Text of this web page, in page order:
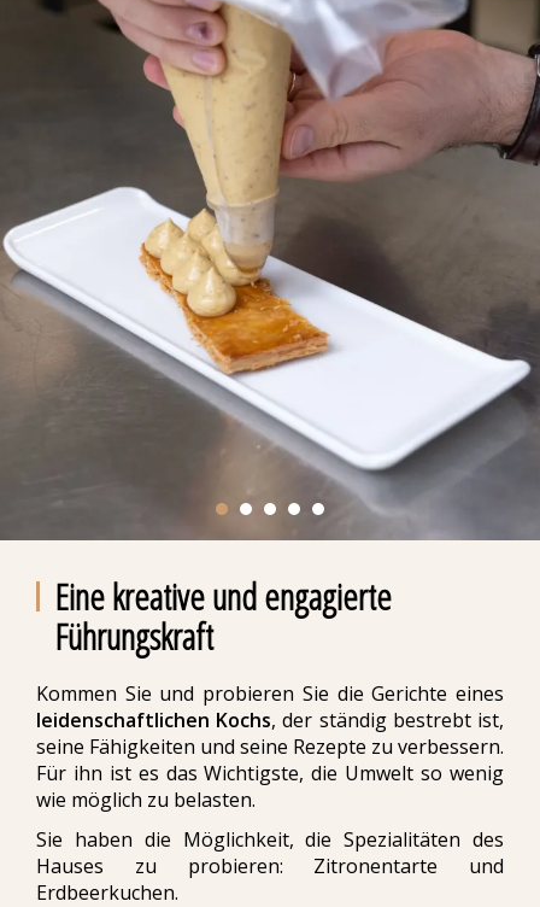
Eine kreative und engagierte
Führungskraft
Kommen Sie und probieren Sie die Gerichte eines
leidenschaftlichen Kochs, der ständig bestrebt ist,
seine Fähigkeiten und seine Rezepte zu verbessern.
Für ihn ist es das Wichtigste, die Umwelt so wenig
wie möglich zu belasten.
Sie haben die Möglichkeit, die Spezialitäten des
Hauses zu probieren: Zitronentarte und
Erdbeerkuchen.